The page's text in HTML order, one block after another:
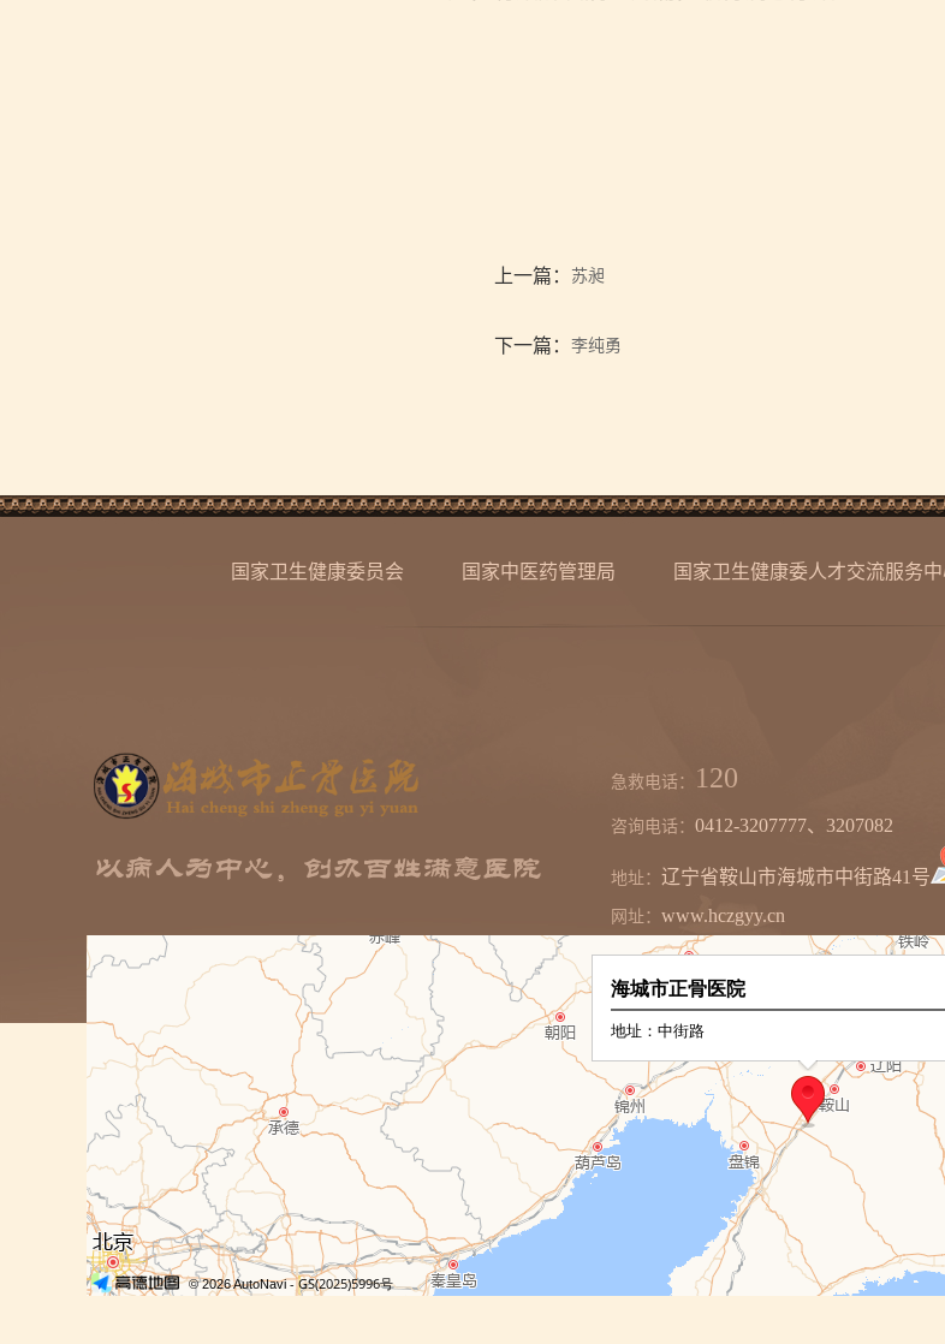
上一篇： 苏昶
下一篇： 李纯勇
国家卫生健康委员会 国家中医药管理局 国家卫生健康委人才交流服务
急救电话： 120
咨询电话： 0412-3207777、3207082
地址： 辽宁省鞍山市海城市中街路41号
网址： www.hczgyy.cn